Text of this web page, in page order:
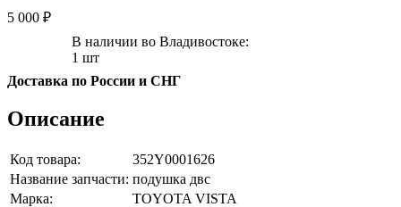
5 000 ₽
В наличии во Владивостоке:
1 шт
Доставка по России и СНГ
Описание
Код товара:
352Y0001626
Название запчасти: подушка двс
Марка:
TOYOTA VISTA